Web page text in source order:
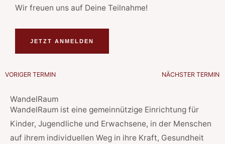
Wir freuen uns auf Deine Teilnahme!
JETZT ANMELDEN
Zurück
VORIGER TERMIN NÄCHSTER TERMIN
WandelRaum
WandelRaum ist eine gemeinnützige Einrichtung für
Kinder, Jugendliche und Erwachsene, in der Menschen
auf ihrem individuellen Weg in ihre Kraft, Gesundheit